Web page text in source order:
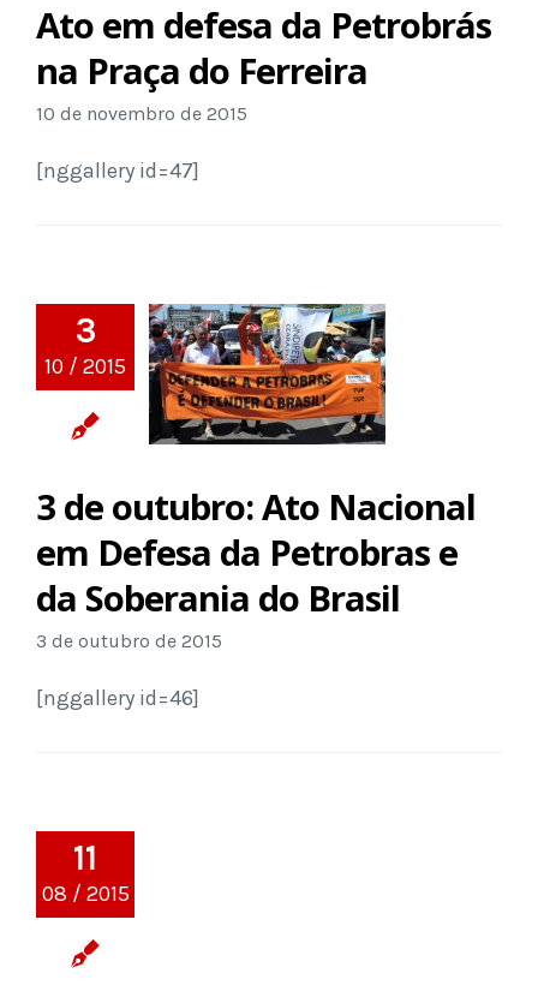
Ato em defesa da Petrobrás
na Praça do Ferreira
10 de novembro de 2015
[nggallery id=47]
3
10 / 2015
3 de outubro: Ato Nacional
em Defesa da Petrobras e
da Soberania do Brasil
3 de outubro de 2015
[nggallery id=46]
11
08 / 2015